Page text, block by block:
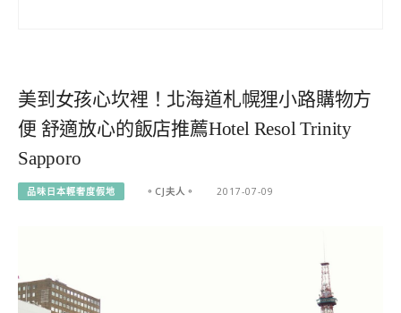
美到女孩心坎裡！北海道札幌狸小路購物方
便 舒適放心的飯店推薦Hotel Resol Trinity
Sapporo
品味日本輕奢度假地 。CJ夫人。 2017-07-09